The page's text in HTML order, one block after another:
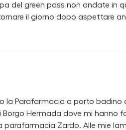
del green pass non andate in
il giorno dopo aspettare
la Parafarmacia a porto
Hermada dove mi hanno
parafarmacia Zardo. Alle mie